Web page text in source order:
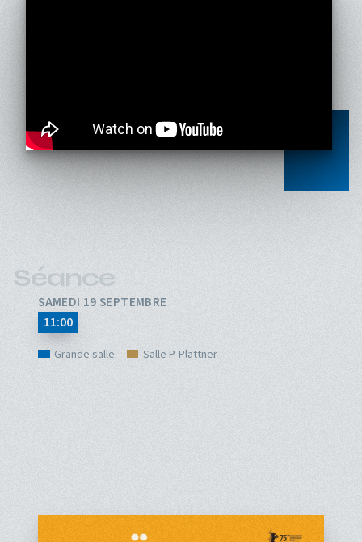
Séance
SAMEDI 19 SEPTEMBRE
11:00
Grande salle Salle P. Plattner